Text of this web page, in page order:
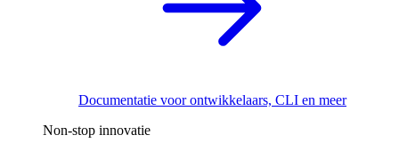
Documentatie voor ontwikkelaars, CLI en meer
Non-stop innovatie